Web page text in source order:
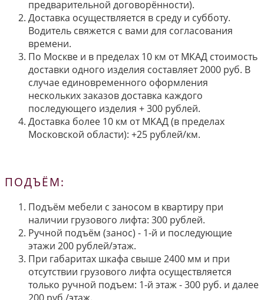
предварительной договорённости).
Доставка осуществляется в среду и субботу.
Водитель свяжется с вами для согласования
времени.
По Москве и в пределах 10 км от МКАД стоимость
доставки одного изделия составляет 2000 руб. В
случае единовременного оформления
нескольких заказов доставка каждого
последующего изделия + 300 рублей.
Доставка более 10 км от МКАД (в пределах
Московской области): +25 рублей/км.
ПОДЪЁМ:
Подъём мебели с заносом в квартиру при
наличии грузового лифта: 300 рублей.
Ручной подъём (занос) - 1-й и последующие
этажи 200 рублей/этаж.
При габаритах шкафа свыше 2400 мм и при
отсутствии грузового лифта осуществляется
только ручной подъем: 1-й этаж - 300 руб. и далее